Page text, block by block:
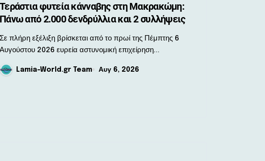
Τεράστια φυτεία κάνναβης στη Μακρακώμη:
Πάνω από 2.000 δενδρύλλια και 2 συλλήψεις
Σε πλήρη εξέλιξη βρίσκεται από το πρωί της Πέμπτης 6
Αυγούστου 2026 ευρεία αστυνομική επιχείρηση...
Lamia-World.gr Team Αυγ 6, 2026